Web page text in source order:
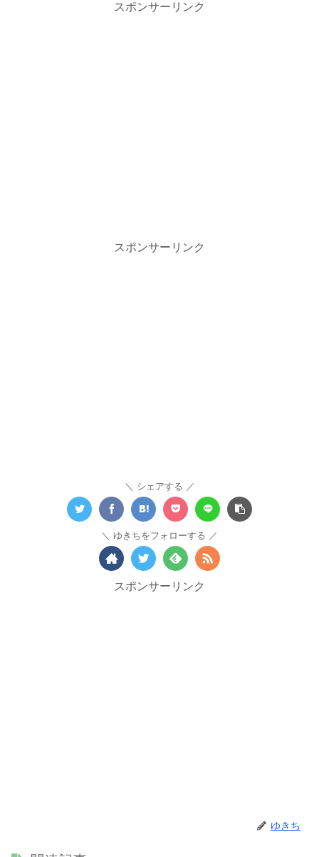
スポンサーリンク
スポンサーリンク
シェアする
ゆきちをフォローする
スポンサーリンク
ゆきち